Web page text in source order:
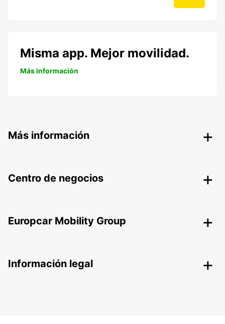
Misma app. Mejor movilidad.
Más información
Más información
Centro de negocios
Europcar Mobility Group
Información legal